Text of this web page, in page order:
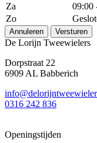
Za
09:00
Zo
Annuleren Versturen
De Lorijn Tweewielers
Dorpstraat 22
6909 AL Babberich
0316 242 836
Openingstijden